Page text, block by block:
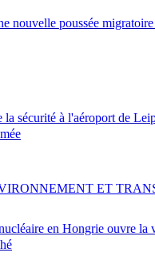
nouvelle poussée migratoire
sécurité à l'aéroport de
en Hongrie ouvre la
ET